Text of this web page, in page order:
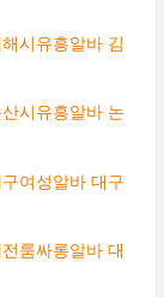
시유흥알바 김
시유흥알바 논
여성알바 대구
룸싸롱알바 대